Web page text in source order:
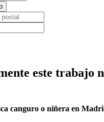
este trabajo
canguro o niñera en